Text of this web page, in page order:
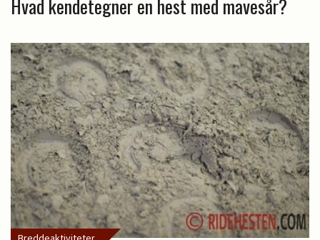
Hvad kendetegner en hest med mavesår?